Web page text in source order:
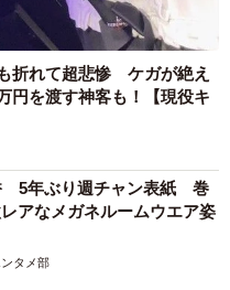
折れて超悲惨 ケガが絶え
を渡す神客も！【現役キ
5年ぶり週チャン表紙 巻
アなメガネルームウエア姿
タメ部